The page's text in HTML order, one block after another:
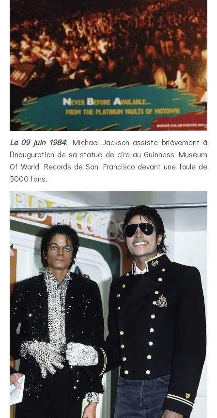
Le 09 juin 1984: Michael Jackson assiste brièvement à
l’inauguration de sa statue de cire au Guinness Museum
Of World Records de San Francisco devant une foule de
5000 fans.